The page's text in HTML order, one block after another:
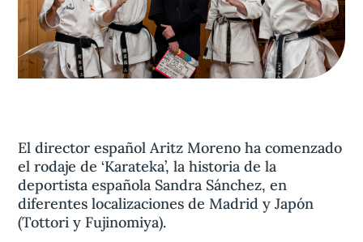
de privacidad
Contacta
El director español Aritz Moreno ha comenzado
el rodaje de ‘Karateka’, la historia de la
deportista española Sandra Sánchez, en
diferentes localizaciones de Madrid y Japón
(Tottori y Fujinomiya).